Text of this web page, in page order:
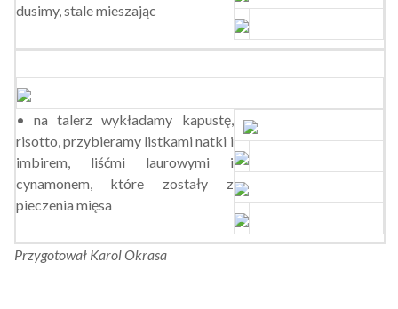
dusimy, stale mieszając
• na talerz wykładamy kapustę,
risotto, przybieramy listkami natki i
imbirem, liśćmi laurowymi i
cynamonem, które zostały z
pieczenia mięsa
Przygotował Karol Okrasa